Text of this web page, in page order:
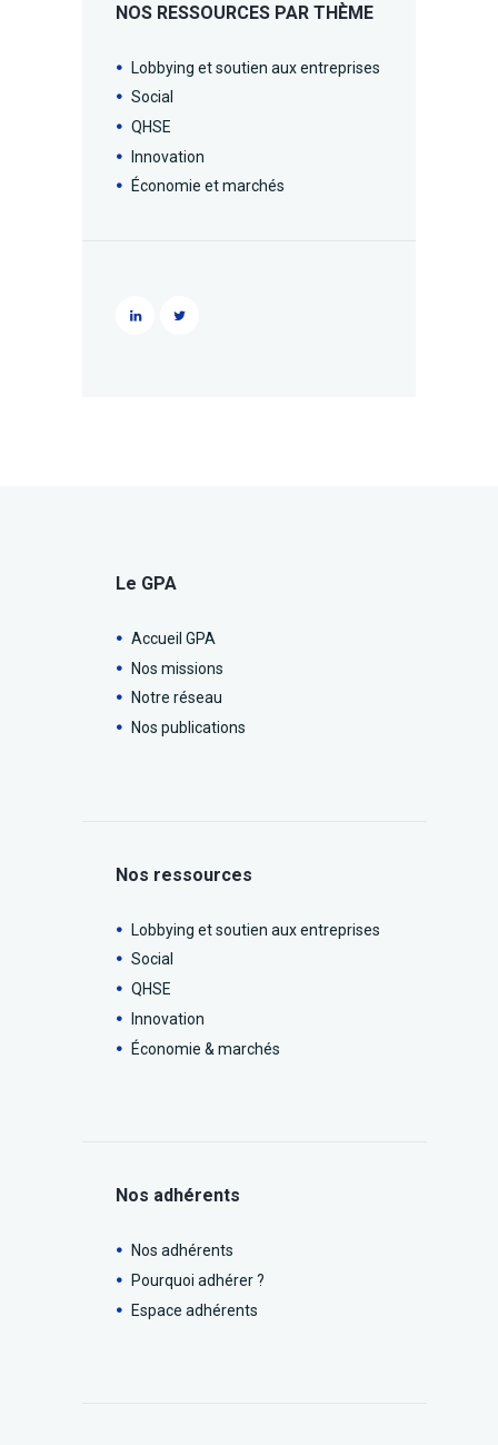
NOS RESSOURCES PAR THÈME
Lobbying et soutien aux entreprises
Social
QHSE
Innovation
Économie et marchés
Le GPA
Accueil GPA
Nos missions
Notre réseau
Nos publications
Nos ressources
Lobbying et soutien aux entreprises
Social
QHSE
Innovation
Économie & marchés
Nos adhérents
Nos adhérents
Pourquoi adhérer ?
Espace adhérents